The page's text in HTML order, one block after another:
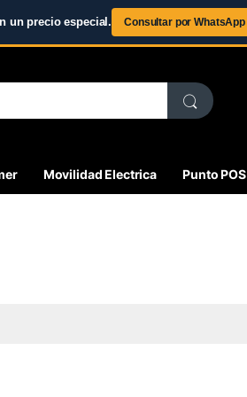
un precio especial. Consultar por WhatsApp
Movilidad Electrica Punto POS